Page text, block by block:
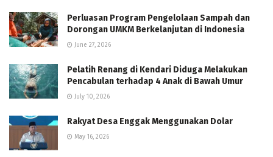
Perluasan Program Pengelolaan Sampah dan
Dorongan UMKM Berkelanjutan di Indonesia
June 27, 2026
Pelatih Renang di Kendari Diduga Melakukan
Pencabulan terhadap 4 Anak di Bawah Umur
July 10, 2026
Rakyat Desa Enggak Menggunakan Dolar
May 16, 2026